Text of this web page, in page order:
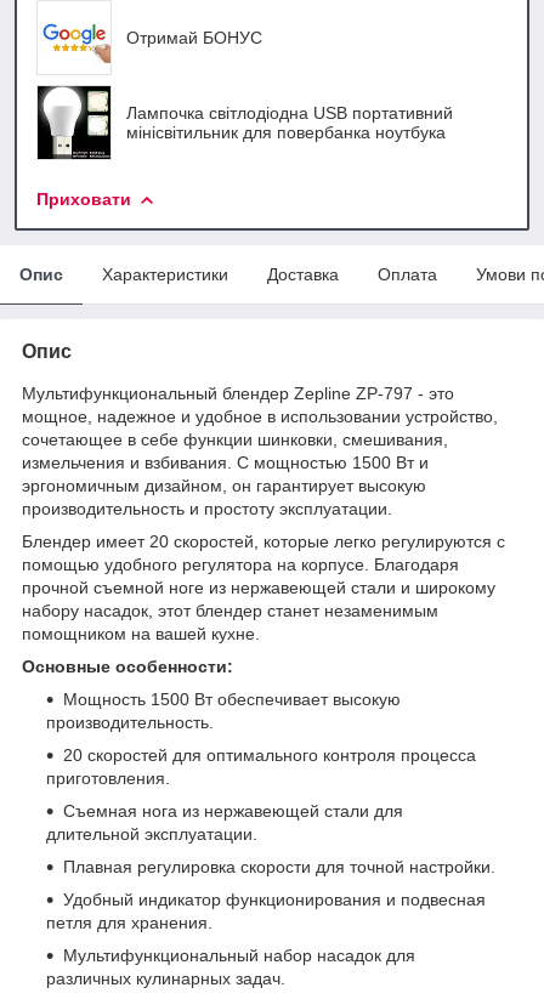
Отримай БОНУС
Лампочка світлодіодна USB портативний
мінісвітильник для повербанка ноутбука
Приховати
Опис Характеристики Доставка Оплата Умови
Опис
Мультифункциональный блендер Zepline ZP-797 - это
мощное, надежное и удобное в использовании устройство,
сочетающее в себе функции шинковки, смешивания,
измельчения и взбивания. С мощностью 1500 Вт и
эргономичным дизайном, он гарантирует высокую
производительность и простоту эксплуатации.
Блендер имеет 20 скоростей, которые легко регулируются с
помощью удобного регулятора на корпусе. Благодаря
прочной съемной ноге из нержавеющей стали и широкому
набору насадок, этот блендер станет незаменимым
помощником на вашей кухне.
Основные особенности:
Мощность 1500 Вт обеспечивает высокую
производительность.
20 скоростей для оптимального контроля процесса
приготовления.
Съемная нога из нержавеющей стали для
длительной эксплуатации.
Плавная регулировка скорости для точной настройки.
Удобный индикатор функционирования и подвесная
петля для хранения.
Мультифункциональный набор насадок для
различных кулинарных задач.